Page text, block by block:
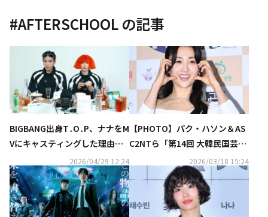
#AFTERSCHOOL の記事
BIGBANG出身T․O․P、ナナをM
Vにキャスティングした理由と
は？「完全にクレイジーに見え
る」（動画あり）
2026/04/29 12:24
【PHOTO】パク・ハソン＆AS
C2NTら「第14回 大韓民国芸術
文化人大賞」授賞式に出席
2026/03/18 15:24